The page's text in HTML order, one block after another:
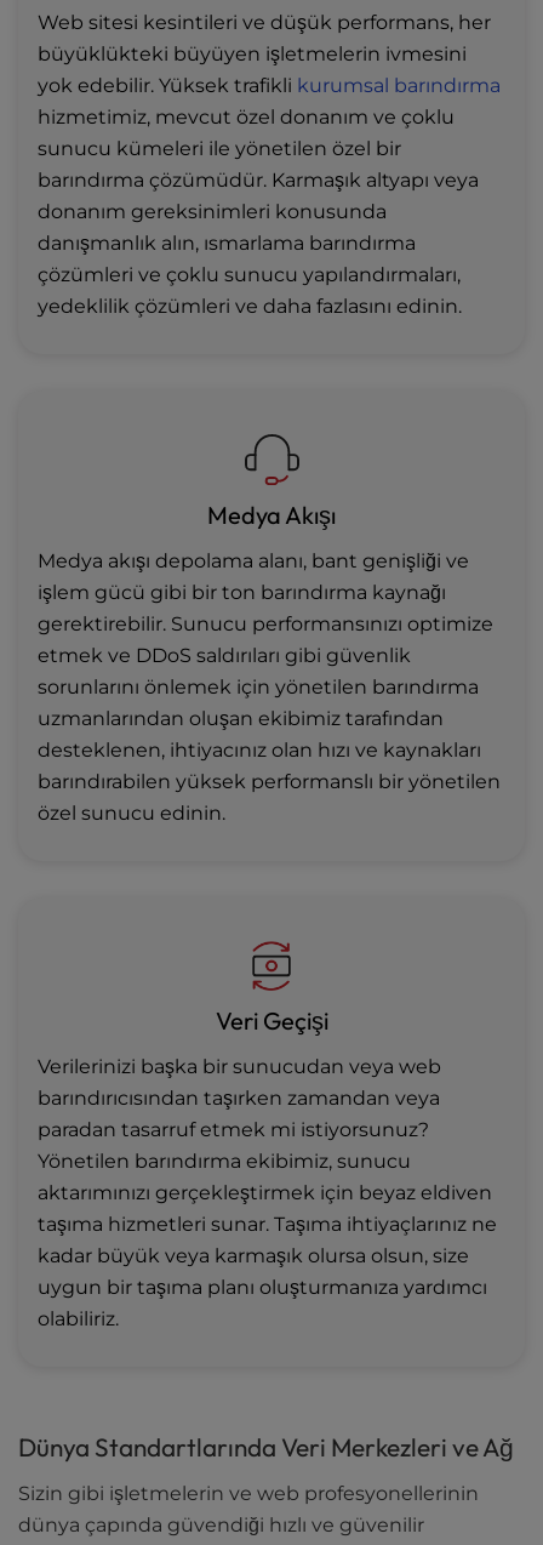
Web sitesi kesintileri ve düşük performans, her
büyüklükteki büyüyen işletmelerin ivmesini
yok edebilir. Yüksek trafikli kurumsal barındırma
hizmetimiz, mevcut özel donanım ve çoklu
sunucu kümeleri ile yönetilen özel bir
barındırma çözümüdür. Karmaşık altyapı veya
donanım gereksinimleri konusunda
danışmanlık alın, ısmarlama barındırma
çözümleri ve çoklu sunucu yapılandırmaları,
yedeklilik çözümleri ve daha fazlasını edinin.
Medya Akışı
Medya akışı depolama alanı, bant genişliği ve
işlem gücü gibi bir ton barındırma kaynağı
gerektirebilir. Sunucu performansınızı optimize
etmek ve DDoS saldırıları gibi güvenlik
sorunlarını önlemek için yönetilen barındırma
uzmanlarından oluşan ekibimiz tarafından
desteklenen, ihtiyacınız olan hızı ve kaynakları
barındırabilen yüksek performanslı bir yönetilen
özel sunucu edinin.
Veri Geçişi
Verilerinizi başka bir sunucudan veya web
barındırıcısından taşırken zamandan veya
paradan tasarruf etmek mi istiyorsunuz?
Yönetilen barındırma ekibimiz, sunucu
aktarımınızı gerçekleştirmek için beyaz eldiven
taşıma hizmetleri sunar. Taşıma ihtiyaçlarınız ne
kadar büyük veya karmaşık olursa olsun, size
uygun bir taşıma planı oluşturmanıza yardımcı
olabiliriz.
Dünya Standartlarında Veri Merkezleri ve Ağ
Sizin gibi işletmelerin ve web profesyonellerinin
dünya çapında güvendiği hızlı ve güvenilir